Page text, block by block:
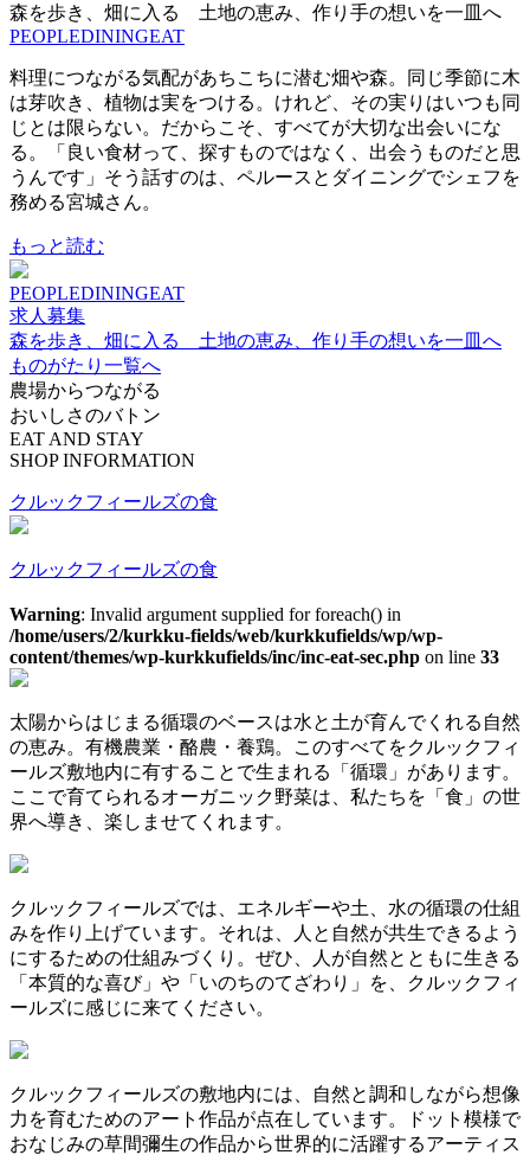
森を歩き、畑に入る 土地の恵み、作り手の想いを一皿へ
PEOPLEDININGEAT
料理につながる気配があちこちに潜む畑や森。同じ季節に木
は芽吹き、植物は実をつける。けれど、その実りはいつも同
じとは限らない。だからこそ、すべてが大切な出会いにな
る。「良い食材って、探すものではなく、出会うものだと思
うんです」そう話すのは、ペルースとダイニングでシェフを
務める宮城さん。
もっと読む
PEOPLEDININGEAT
求人募集
森を歩き、畑に入る 土地の恵み、作り手の想いを一皿へ
ものがたり一覧へ
農場からつながる
おいしさのバトン
EAT AND STAY
SHOP INFORMATION
クルックフィールズの食
クルックフィールズの食
Warning: Invalid argument supplied for foreach() in
/home/users/2/kurkku-fields/web/kurkkufields/wp/wp-
content/themes/wp-kurkkufields/inc/inc-eat-sec.php on line 33
太陽からはじまる循環のベースは水と土が育んでくれる自然
の恵み。有機農業・酪農・養鶏。このすべてをクルックフィ
ールズ敷地内に有することで生まれる「循環」があります。
ここで育てられるオーガニック野菜は、私たちを「食」の世
界へ導き、楽しませてくれます。
クルックフィールズでは、エネルギーや土、水の循環の仕組
みを作り上げています。それは、人と自然が共生できるよう
にするための仕組みづくり。ぜひ、人が自然とともに生きる
「本質的な喜び」や「いのちのてざわり」を、クルックフィ
ールズに感じに来てください。
クルックフィールズの敷地内には、自然と調和しながら想像
力を育むためのアート作品が点在しています。ドット模様で
おなじみの草間彌生の作品から世界的に活躍するアーティス